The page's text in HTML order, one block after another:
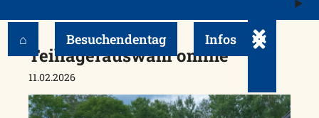
⌂ Besuchendentag Infos Untermenü
Teillagerauswahl online
11.02.2026